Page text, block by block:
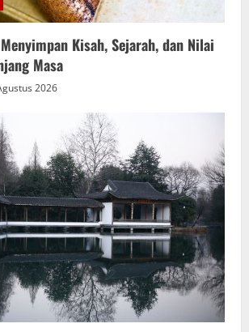
Kisah, Sejarah, dan Nilai
Masa
2026